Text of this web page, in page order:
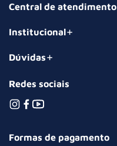
Central de atendimento
Institucional
Dúvidas
Redes sociais
Formas de pagamento